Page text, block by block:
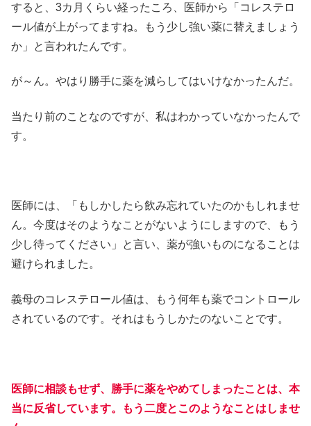
すると、3カ月くらい経ったころ、医師から「コレステロ
ール値が上がってますね。もう少し強い薬に替えましょう
か」と言われたんです。
が～ん。やはり勝手に薬を減らしてはいけなかったんだ。
当たり前のことなのですが、私はわかっていなかったんで
す。
医師には、「もしかしたら飲み忘れていたのかもしれませ
ん。今度はそのようなことがないようにしますので、もう
少し待ってください」と言い、薬が強いものになることは
避けられました。
義母のコレステロール値は、もう何年も薬でコントロール
されているのです。それはもうしかたのないことです。
医師に相談もせず、勝手に薬をやめてしまったことは、本
当に反省しています。もう二度とこのようなことはしませ